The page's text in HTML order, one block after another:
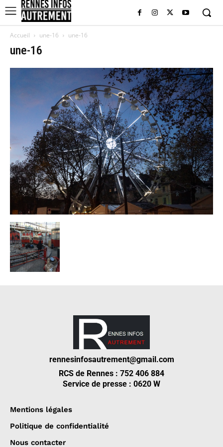
Accueil une-16 une-16
une-16
rennesinfosautrement@gmail.com
RCS de Rennes : 752 406 884
Service de presse : 0620 W
Mentions légales
Politique de confidentialité
Nous contacter